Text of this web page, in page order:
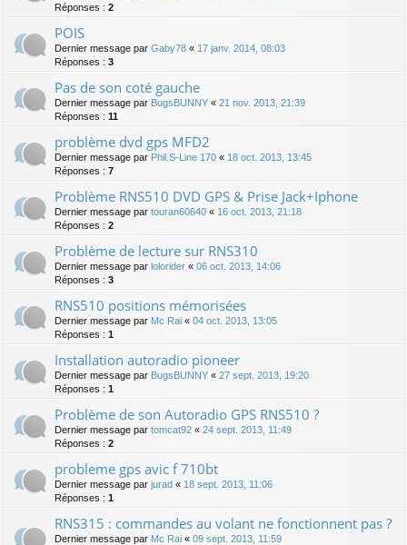
Réponses : 2
POIS
Dernier message par Gaby78 « 17 janv. 2014, 08:03
Réponses : 3
Pas de son coté gauche
Dernier message par BugsBUNNY « 21 nov. 2013, 21:39
Réponses : 11
problème dvd gps MFD2
Dernier message par Phil.S-Line 170 « 18 oct. 2013, 13:45
Réponses : 7
Problème RNS510 DVD GPS & Prise Jack+Iphone
Dernier message par touran60640 « 16 oct. 2013, 21:18
Réponses : 2
Problème de lecture sur RNS310
Dernier message par lolorider « 06 oct. 2013, 14:06
Réponses : 3
RNS510 positions mémorisées
Dernier message par Mc Rai « 04 oct. 2013, 13:05
Réponses : 1
Installation autoradio pioneer
Dernier message par BugsBUNNY « 27 sept. 2013, 19:20
Réponses : 1
Problème de son Autoradio GPS RNS510 ?
Dernier message par tomcat92 « 24 sept. 2013, 11:49
Réponses : 2
probleme gps avic f 710bt
Dernier message par jurad « 18 sept. 2013, 11:06
Réponses : 1
RNS315 : commandes au volant ne fonctionnent pas ?
Dernier message par Mc Rai « 09 sept. 2013, 11:59